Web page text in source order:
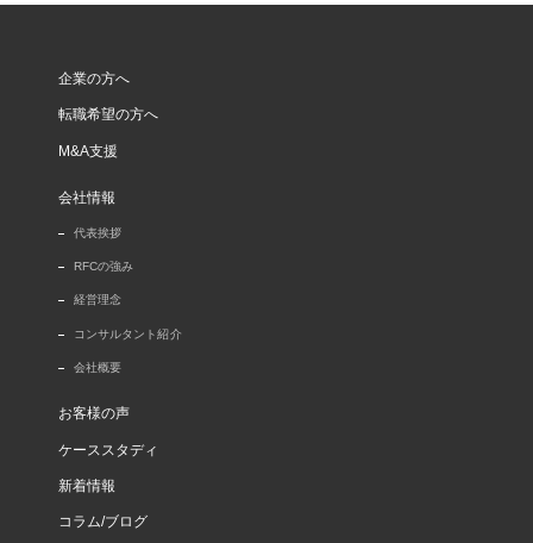
企業の方へ
転職希望の方へ
M&A支援
会社情報
代表挨拶
RFCの強み
経営理念
コンサルタント紹介
会社概要
お客様の声
ケーススタディ
新着情報
コラム/ブログ